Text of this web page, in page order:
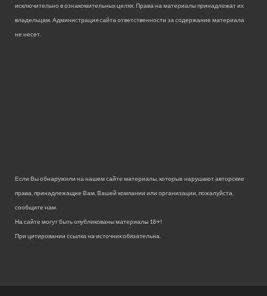
исключительно в ознакомительных целях. Права на материалы принадлежат их
владельцам. Администрация сайта ответственности за содержание материала
не несет.
Если Вы обнаружили на нашем сайте материалы, которые нарушают авторские
права, принадлежащие Вам, Вашей компании или организации, пожалуйста,
сообщите нам.
На сайте могут быть опубликованы материалы 18+!
При цитировании ссылка на источник обязательна.